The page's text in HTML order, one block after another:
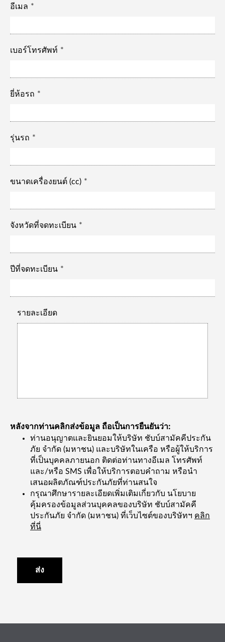
อีเมล
เบอร์โทรศัพท์
ยี่ห้อรถ
รุ่นรถ
ขนาดเครื่องยนต์ (cc)
จังหวัดที่จดทะเบียน
ปีที่จดทะเบียน
รายละเอียด
หลังจากท่านคลิกส่งข้อมูล ถือเป็นการยืนยันว่า:
ท่านอนุญาตและยินยอมให้บริษัท ชับบ์สามัคคีประกัน
ภัย จำกัด (มหาชน) และบริษัทในเครือ หรือผู้ให้บริการ
ที่เป็นบุคคลภายนอก ติดต่อท่านทางอีเมล โทรศัพท์
และ/หรือ SMS เพื่อให้บริการตอบคำถาม หรือนำ
เสนอผลิตภัณฑ์ประกันภัยที่ท่านสนใจ
กรุณาศึกษารายละเอียดเพิ่มเติมเกี่ยวกับ นโยบาย
คุ้มครองข้อมูลส่วนบุคคลของบริษัท ชับบ์สามัคคี
ประกันภัย จำกัด (มหาชน) ที่เว็บไซต์ของบริษัทฯ คลิก
ที่นี่
ส่ง